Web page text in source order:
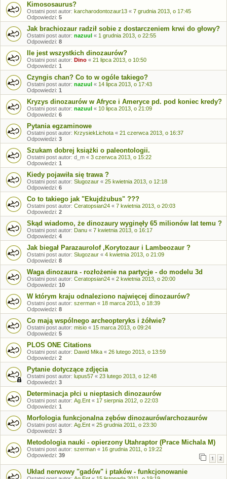
Kimososaurus?
Ostatni post autor: karcharodontozaur13 « 7 grudnia 2013, o 17:45
Odpowiedzi: 5
Jak brachiozaur radził sobie z dostarczeniem krwi do głowy?
Ostatni post autor: nazuul « 1 grudnia 2013, o 22:55
Odpowiedzi: 8
Ile jest wszystkich dinozaurów?
Ostatni post autor: Dino « 21 lipca 2013, o 10:50
Odpowiedzi: 1
Czyngis chan? Co to w ogóle takiego?
Ostatni post autor: nazuul « 14 lipca 2013, o 17:43
Odpowiedzi: 1
Kryzys dinozaurów w Afryce i Ameryce pd. pod koniec kredy?
Ostatni post autor: nazuul « 10 lipca 2013, o 21:09
Odpowiedzi: 6
Pytania egzaminowe
Ostatni post autor: KrzysiekLichota « 21 czerwca 2013, o 16:37
Odpowiedzi: 3
Szukam dobrej książki o paleontologii.
Ostatni post autor: d_m « 3 czerwca 2013, o 15:22
Odpowiedzi: 1
Kiedy pojawiła się trawa ?
Ostatni post autor: Slugozaur « 25 kwietnia 2013, o 12:18
Odpowiedzi: 6
Co to takiego jak "Ekujdżubus" ???
Ostatni post autor: Ceratopsian24 « 7 kwietnia 2013, o 20:03
Odpowiedzi: 2
Skąd wiadomo, że dinozaury wyginęły 65 milionów lat temu ?
Ostatni post autor: Danu « 7 kwietnia 2013, o 16:17
Odpowiedzi: 4
Jak biegał Parazaurolof ,Korytozaur i Lambeozaur ?
Ostatni post autor: Slugozaur « 4 kwietnia 2013, o 21:09
Odpowiedzi: 8
Waga dinozaura - rozłożenie na partycje - do modelu 3d
Ostatni post autor: Ceratopsian24 « 2 kwietnia 2013, o 20:00
Odpowiedzi: 10
W którym kraju odnaleziono najwięcej dinozaurów?
Ostatni post autor: szerman « 18 marca 2013, o 18:39
Odpowiedzi: 8
Co mają wspólnego archeopteryks i żółwie?
Ostatni post autor: misio « 15 marca 2013, o 09:24
Odpowiedzi: 5
PLOS ONE Citations
Ostatni post autor: Dawid Mika « 26 lutego 2013, o 13:59
Odpowiedzi: 2
Pytanie dotyczące zdjęcia
Ostatni post autor: lupus57 « 23 lutego 2013, o 12:48
Odpowiedzi: 3
Determinacja płci u nieptasich dinozaurów
Ostatni post autor: Ag.Ent « 17 sierpnia 2012, o 22:03
Odpowiedzi: 1
Morfologia funkcjonalna zębów dinozaurów/archozaurów
Ostatni post autor: Ag.Ent « 25 grudnia 2011, o 23:30
Odpowiedzi: 3
Metodologia nauki - opierzony Utahraptor (Prace Michala M)
Ostatni post autor: szerman « 16 grudnia 2011, o 19:22
Odpowiedzi: 39 1 2
Układ nerwowy "gadów" i ptaków - funkcjonowanie